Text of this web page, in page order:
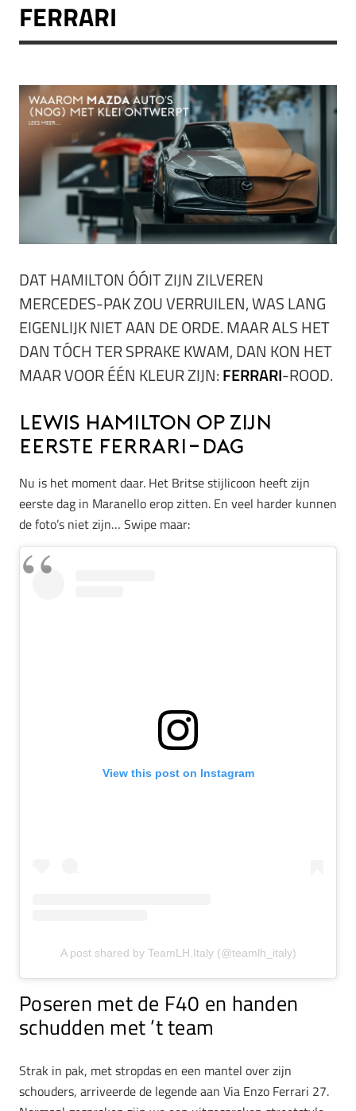
FERRARI
DAT HAMILTON ÓÓIT ZIJN ZILVEREN
MERCEDES-PAK ZOU VERRUILEN, WAS LANG
EIGENLIJK NIET AAN DE ORDE. MAAR ALS HET
DAN TÓCH TER SPRAKE KWAM, DAN KON HET
MAAR VOOR ÉÉN KLEUR ZIJN:FERRARI-ROOD.
Lewis Hamilton op zijn
eerste Ferrari-dag
Nu is het moment daar. Het Britse stijlicoon heeft zijn
eerste dag in Maranello erop zitten. En veel harder kunnen
de foto’s niet zijn… Swipe maar:
View this post on Instagram
A post shared by TeamLH.Italy (@teamlh_italy)
Poseren met de F40 en handen
schudden met ’t team
Strak in pak, met stropdas en een mantel over zijn
schouders, arriveerde de legende aan Via Enzo Ferrari 27.